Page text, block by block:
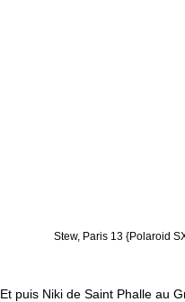
Stew, Paris 13 {Polaroid
Et puis Niki de Saint Phalle au